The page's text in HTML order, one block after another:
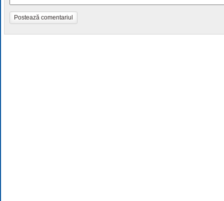
Postează comentariul